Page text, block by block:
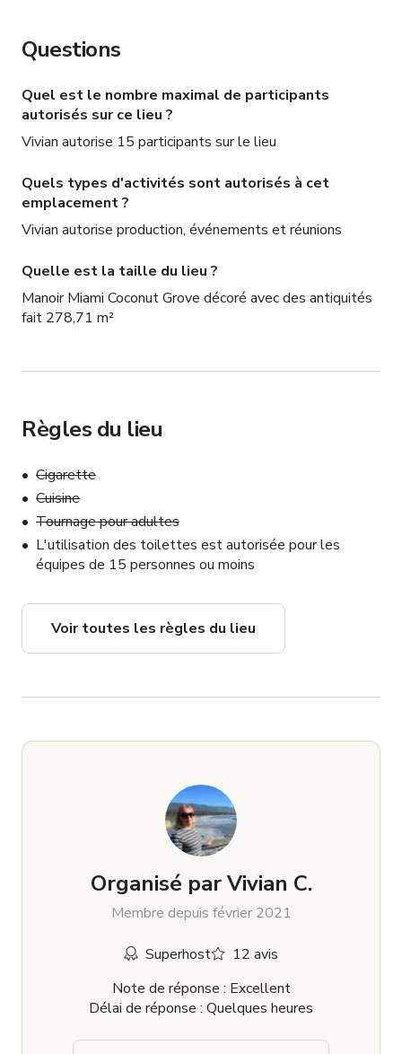
Questions
Quel est le nombre maximal de participants
autorisés sur ce lieu ?
Vivian autorise 15 participants sur le lieu
Quels types d'activités sont autorisés à cet
emplacement ?
Vivian autorise production, événements et réunions
Quelle est la taille du lieu ?
Manoir Miami Coconut Grove décoré avec des antiquités
fait 278,71 m²
Règles du lieu
Cigarette
Cuisine
Tournage pour adultes
L'utilisation des toilettes est autorisée pour les
équipes de 15 personnes ou moins
Voir toutes les règles du lieu
Organisé par Vivian C.
Membre depuis février 2021
Superhost
12 avis
Note de réponse : Excellent
Délai de réponse : Quelques heures